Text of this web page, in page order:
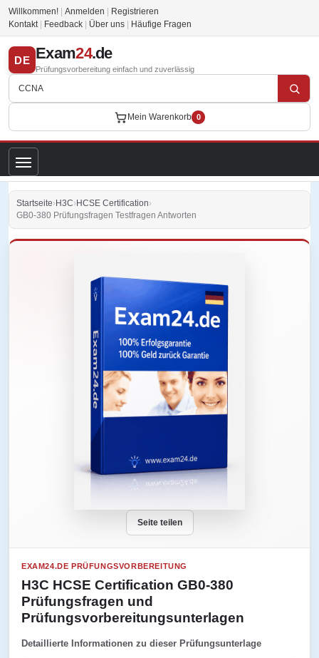
Willkommen! Anmelden
Registrieren
Kontakt
Feedback Über uns Häufige Fragen
DE Exam24.de
Prüfungsvorbereitung einfach und zuverlässig
Mein Warenkorb 0
Startseite›H3C›HCSE Certification›
GB0-380 Prüfungsfragen Testfragen Antworten
Seite teilen
EXAM24.DE PRÜFUNGSVORBEREITUNG
H3C HCSE Certification GB0-380
Prüfungsfragen und
Prüfungsvorbereitungsunterlagen
Detaillierte Informationen zu dieser Prüfungsunterlage